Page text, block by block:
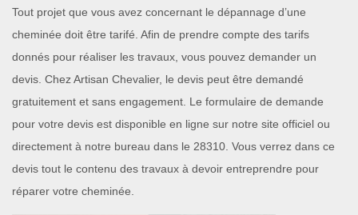
Tout projet que vous avez concernant le dépannage d’une
cheminée doit être tarifé. Afin de prendre compte des tarifs
donnés pour réaliser les travaux, vous pouvez demander un
devis. Chez Artisan Chevalier, le devis peut être demandé
gratuitement et sans engagement. Le formulaire de demande
pour votre devis est disponible en ligne sur notre site officiel ou
directement à notre bureau dans le 28310. Vous verrez dans ce
devis tout le contenu des travaux à devoir entreprendre pour
réparer votre cheminée.